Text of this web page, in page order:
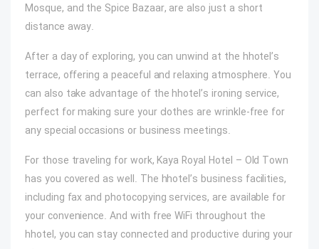
Mosque, and the Spice Bazaar, are also just a short
distance away.
After a day of exploring, you can unwind at the hhotel’s
terrace, offering a peaceful and relaxing atmosphere. You
can also take advantage of the hhotel’s ironing service,
perfect for making sure your clothes are wrinkle-free for
any special occasions or business meetings.
For those traveling for work, Kaya Royal Hotel – Old Town
has you covered as well. The hhotel’s business facilities,
including fax and photocopying services, are available for
your convenience. And with free WiFi throughout the
hhotel, you can stay connected and productive during your